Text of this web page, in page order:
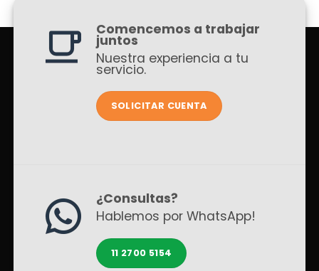
Comencemos a trabajar
juntos
Nuestra experiencia a tu
servicio.
SOLICITAR CUENTA
¿Consultas?
Hablemos por WhatsApp!
11 2700 5154